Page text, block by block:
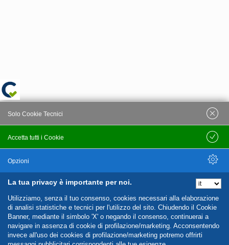
La tua privacy è importante per noi.
Utilizziamo, senza il tuo consenso, cookies necessari alla elaborazione
di analisi statistiche e tecnici per l'utilizzo del sito. Chiudendo il Cookie
Banner, mediante il simbolo 'X' o negando il consenso, continuerai a
navigare in assenza di cookie di profilazione/marketing. Acconsentendo
invece all'uso dei cookies di profilazione/marketing potremo offrirti
Accetta tutti i Cookie
Solo Cookie Tecnici
Salva
Opzioni
Nascondi Opzioni